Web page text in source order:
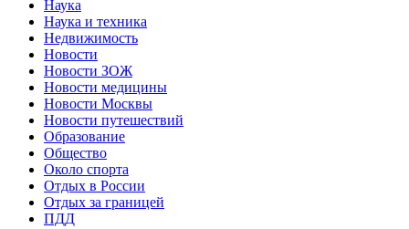
Наука
Наука и техника
Недвижимость
Новости
Новости ЗОЖ
Новости медицины
Новости Москвы
Новости путешествий
Образование
Общество
Около спорта
Отдых в России
Отдых за границей
ПДД